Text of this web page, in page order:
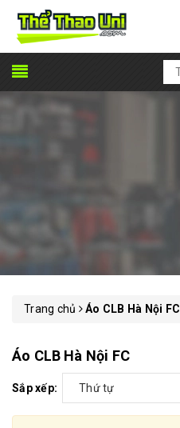
Trang chủ Áo CLB Hà Nội FC
Áo CLB Hà Nội FC
Sắp xếp: Thứ tự